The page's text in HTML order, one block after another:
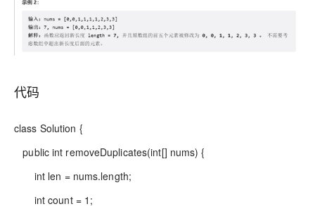
代码
class Solution {
public int removeDuplicates(int[] nums) {
int len = nums.length;
int count = 1;